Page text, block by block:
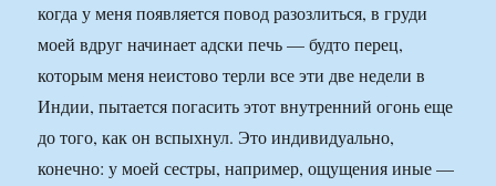
когда у меня появляется повод разозлиться, в груди
моей вдруг начинает адски печь — будто перец,
которым меня неистово терли все эти две недели в
Индии, пытается погасить этот внутренний огонь еще
до того, как он вспыхнул. Это индивидуально,
конечно: у моей сестры, например, ощущения иные —